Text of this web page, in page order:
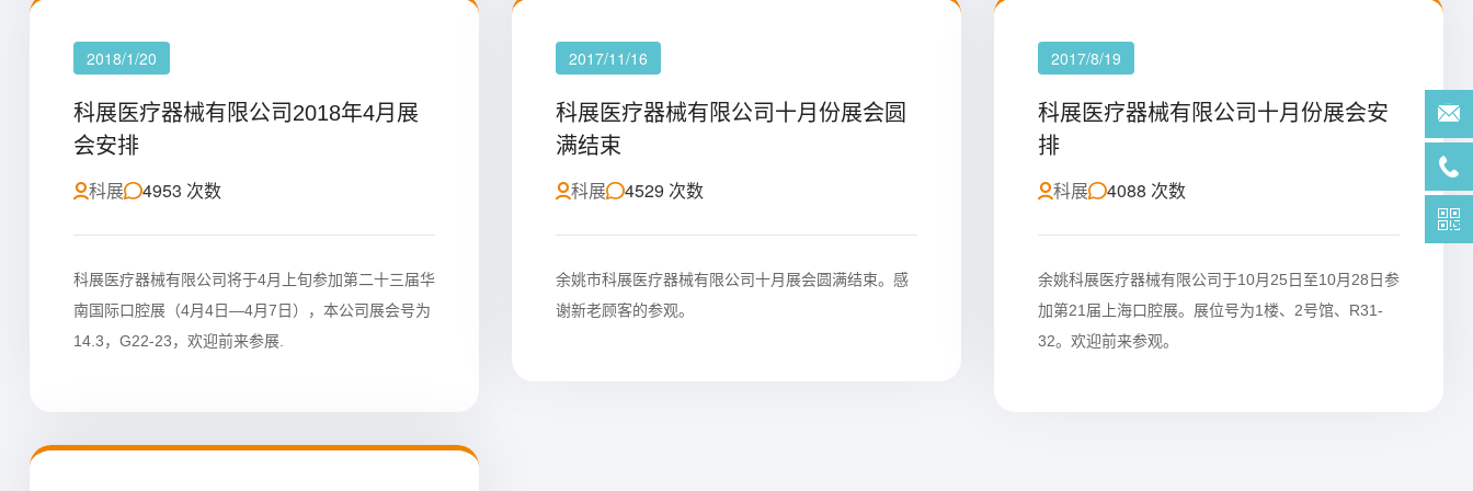
2018/1/20
科展医疗器械有限公司2018年4月展
会安排
科展 4953 次数
科展医疗器械有限公司将于4月上旬参加第二十三届华
南国际口腔展（4月4日—4月7日），本公司展会号为
14.3，G22-23，欢迎前来参展.
2017/11/16
科展医疗器械有限公司十月份展会圆
满结束
科展 4529 次数
余姚市科展医疗器械有限公司十月展会圆满结束。感
谢新老顾客的参观。
2017/8/19
科展医疗器械有限公司十月份展会安
排
科展 4088 次数
余姚科展医疗器械有限公司于10月25日至10月28日参
加第21届上海口腔展。展位号为1楼、2号馆、R31-
32。欢迎前来参观。